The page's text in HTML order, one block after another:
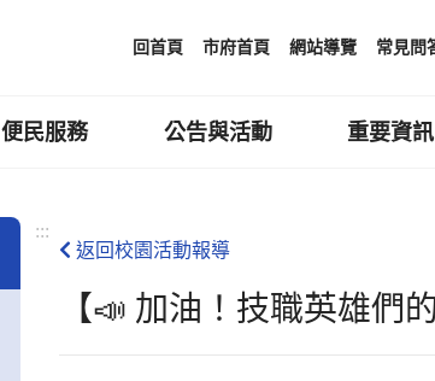
回首頁 市府首頁 網站導覽 常見問
便民服務 公告與活動 重要資訊
:::
返回校園活動報導
【📣 加油！技職英雄們